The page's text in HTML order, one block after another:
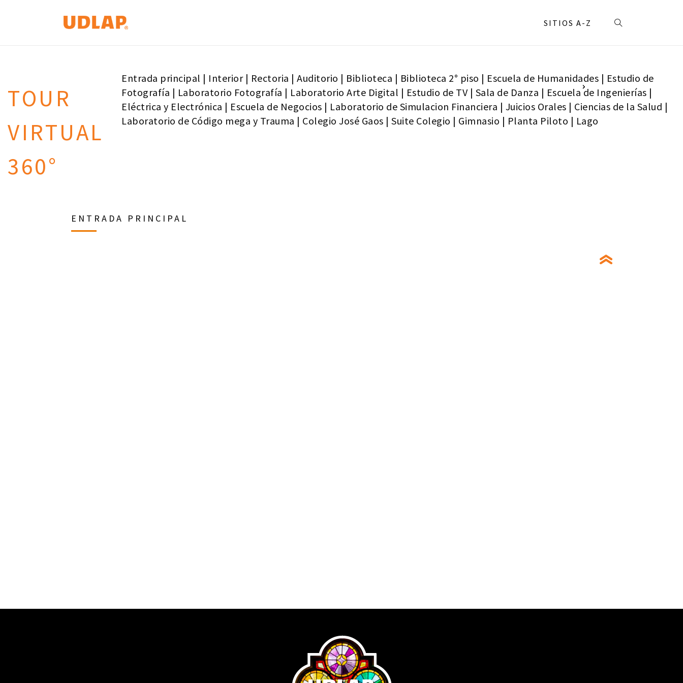
SITIOS A-Z
TOUR
VIRTUAL
360°
Entrada principal | Interior | Rectoria | Auditorio | Biblioteca | Biblioteca 2° piso | Escuela de Humanidades | Estudio de
Fotografía | Laboratorio Fotografía | Laboratorio Arte Digital | Estudio de TV | Sala de Danza | Escuela de Ingenierías |
Eléctrica y Electrónica | Escuela de Negocios | Laboratorio de Simulacion Financiera | Juicios Orales | Ciencias de la Salud |
Laboratorio de Código mega y Trauma | Colegio José Gaos | Suite Colegio | Gimnasio | Planta Piloto | Lago
ENTRADA PRINCIPAL